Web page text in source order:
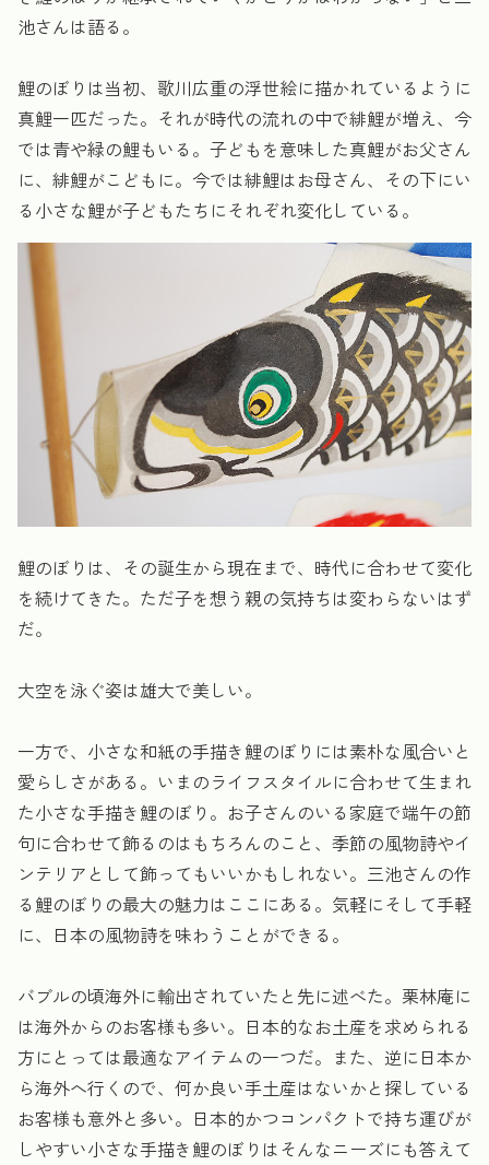
池さんは語る。
鯉のぼりは当初、歌川広重の浮世絵に描かれているように
真鯉一匹だった。それが時代の流れの中で緋鯉が増え、今
では青や緑の鯉もいる。子どもを意味した真鯉がお父さん
に、緋鯉がこどもに。今では緋鯉はお母さん、その下にい
る小さな鯉が子どもたちにそれぞれ変化している。
鯉のぼりは、その誕生から現在まで、時代に合わせて変化
を続けてきた。ただ子を想う親の気持ちは変わらないはず
だ。
大空を泳ぐ姿は雄大で美しい。
一方で、小さな和紙の手描き鯉のぼりには素朴な風合いと
愛らしさがある。いまのライフスタイルに合わせて生まれ
た小さな手描き鯉のぼり。お子さんのいる家庭で端午の節
句に合わせて飾るのはもちろんのこと、季節の風物詩やイ
ンテリアとして飾ってもいいかもしれない。三池さんの作
る鯉のぼりの最大の魅力はここにある。気軽にそして手軽
に、日本の風物詩を味わうことができる。
バブルの頃海外に輸出されていたと先に述べた。栗林庵に
は海外からのお客様も多い。日本的なお土産を求められる
方にとっては最適なアイテムの一つだ。また、逆に日本か
ら海外へ行くので、何か良い手土産はないかと探している
お客様も意外と多い。日本的かつコンパクトで持ち運びが
しやすい小さな手描き鯉のぼりはそんなニーズにも答えて